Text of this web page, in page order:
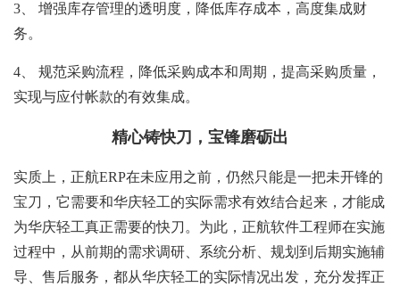
3、 增强库存管理的透明度，降低库存成本，高度集成财
务。
4、 规范采购流程，降低采购成本和周期，提高采购质量，
实现与应付帐款的有效集成。
精心铸快刀，宝锋磨砺出
实质上，正航ERP在未应用之前，仍然只能是一把未开锋的
宝刀，它需要和华庆轻工的实际需求有效结合起来，才能成
为华庆轻工真正需要的快刀。为此，正航软件工程师在实施
过程中，从前期的需求调研、系统分析、规划到后期实施辅
导、售后服务，都从华庆轻工的实际情况出发，充分发挥正